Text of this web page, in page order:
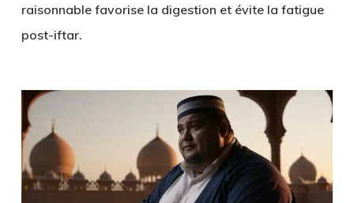
raisonnable favorise la digestion et évite la fatigue
post-iftar.